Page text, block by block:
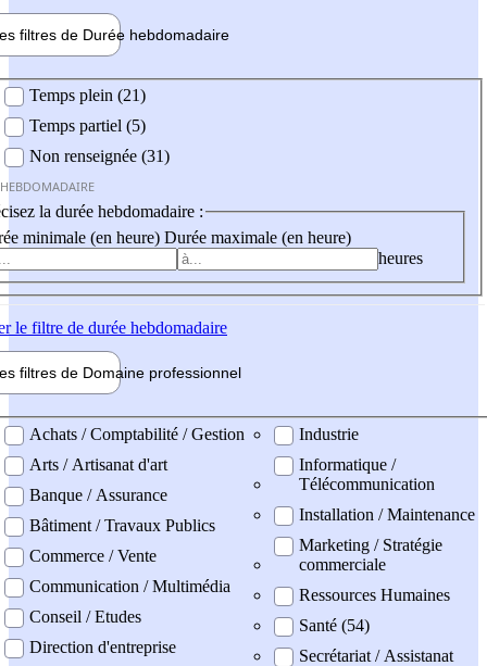
filtres de Durée hebdomadaire
Temps plein (21)
Temps partiel (5)
Non renseignée (31)
la durée hebdomadaire :
minimale (en heure) Durée maximale (en heure)
heures
le filtre de durée hebdomadaire
filtres de Domaine professionnel
professionel
Achats / Comptabilité / Gestion
Arts / Artisanat d'art
Banque / Assurance
Bâtiment / Travaux Publics
Commerce / Vente
Communication / Multimédia
Conseil / Etudes
Direction d'entreprise
Industrie
Informatique /
Télécommunication
Installation / Maintenance
Marketing / Stratégie
commerciale
Ressources Humaines
Santé (54)
Secrétariat / Assistanat